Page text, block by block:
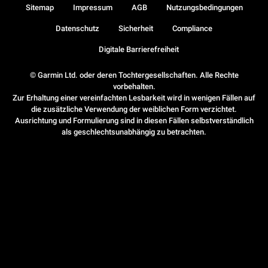
© Garmin Ltd. oder deren Tochtergesellschaften. Alle Rechte
vorbehalten.
Zur Erhaltung einer vereinfachten Lesbarkeit wird in wenigen Fällen auf
die zusätzliche Verwendung der weiblichen Form verzichtet.
Ausrichtung und Formulierung sind in diesen Fällen selbstverständlich
als geschlechtsunabhängig zu betrachten.
Sitemap Impressum AGB Nutzungsbedingungen
Datenschutz Sicherheit Compliance
Digitale Barrierefreiheit